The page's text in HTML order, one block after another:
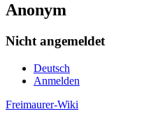
Anonym
Nicht angemeldet
Deutsch
Anmelden
Freimaurer-Wiki